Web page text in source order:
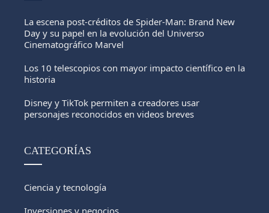
La escena post-créditos de Spider-Man: Brand New
Day y su papel en la evolución del Universo
Cinematográfico Marvel
Los 10 telescopios con mayor impacto científico en la
historia
Disney y TikTok permiten a creadores usar
personajes reconocidos en videos breves
CATEGORÍAS
Ciencia y tecnología